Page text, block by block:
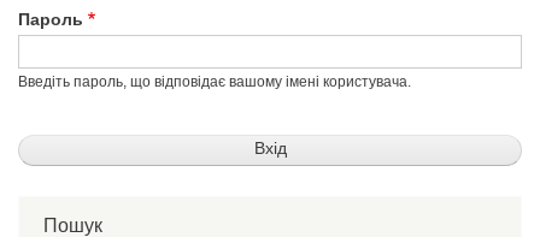
Пароль
Введіть пароль, що відповідає вашому імені користувача.
Пошук